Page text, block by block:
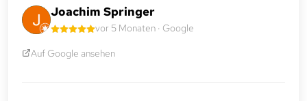
Joachim Springer
vor 5 Monaten · Google
Auf Google ansehen